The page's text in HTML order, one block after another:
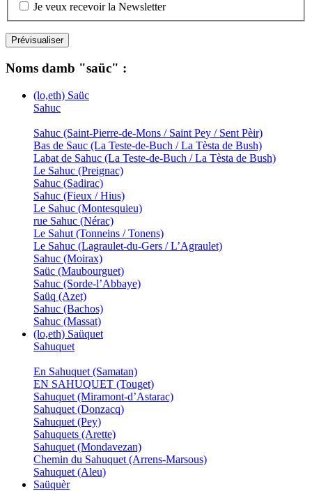
Je veux recevoir la Newsletter
Noms damb "saüc" :
(lo,eth) Saüc
Sahuc
Sahuc (Saint-Pierre-de-Mons / Saint Pey / Sent Pèir)
Bas de Sauc (La Teste-de-Buch / La Tèsta de Bush)
Labat de Sahuc (La Teste-de-Buch / La Tèsta de Bush)
Le Sahuc (Preignac)
Sahuc (Sadirac)
Sahuc (Fieux / Hius)
Le Sahuc (Montesquieu)
rue Sahuc (Nérac)
Le Sahut (Tonneins / Tonens)
Le Sahuc (Lagraulet-du-Gers / L’Agraulet)
Sahuc (Moirax)
Saüc (Maubourguet)
Sahuc (Sorde-l’Abbaye)
Saüq (Azet)
Sahuc (Bachos)
Sahuc (Massat)
(lo,eth) Saüquet
Sahuquet
En Sahuquet (Samatan)
EN SAHUQUET (Touget)
Sahuquet (Miramont-d’Astarac)
Sahuquet (Donzacq)
Sahuquet (Pey)
Sahuquets (Arette)
Sahuquet (Mondavezan)
Chemin du Sahuquet (Arrens-Marsous)
Sahuquet (Aleu)
Saüquèr